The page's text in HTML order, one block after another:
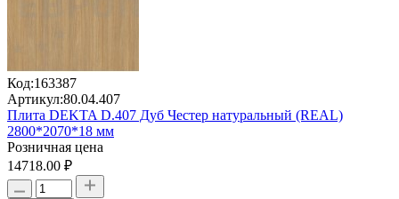
Код:163387
Артикул:80.04.407
Плита DEKTA D.407 Дуб Честер натуральный (REAL)
2800*2070*18 мм
Розничная цена
14718.00 ₽